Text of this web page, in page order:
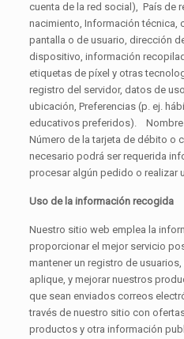
cuenta de la red social), País de
nacimiento, Información técnica,
pantalla o de usuario, dirección
dispositivo, información
etiquetas de píxel y otras
registro del servidor, datos de
ubicación, Preferencias (p. ej.
educativos preferidos). Nombre
Número de la tarjeta de débito o
necesario podrá ser requerida
procesar algún pedido o realizar
Uso de la información recogida
Nuestro sitio web emplea la
proporcionar el mejor servicio
mantener un registro de
aplique, y mejorar nuestros
que sean enviados correos
través de nuestro sitio con
productos y otra información